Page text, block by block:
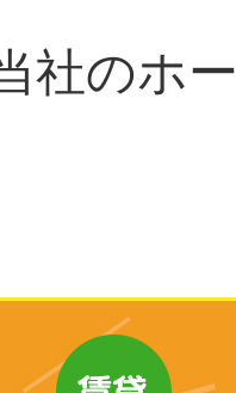
社のホー